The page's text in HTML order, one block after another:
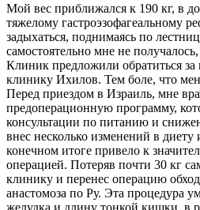
Мой вес приближался к 190 кг, в
тяжелому гастроэзофагеальному
задыхаться, поднимаясь по
самостоятельно мне не
Клиник предложили обратиться
клинику Ихилов. Тем боле, что
Перед приездом в Израиль, мне
предоперационную программу,
консультации по питанию и
внес несколько изменений в диету
конечном итоге привело к
операцией. Потеряв почти 30 кг
клинику и перенес операцию
анастомоза по Ру. Эта процедура
желудка и длину тонкой кишки, в